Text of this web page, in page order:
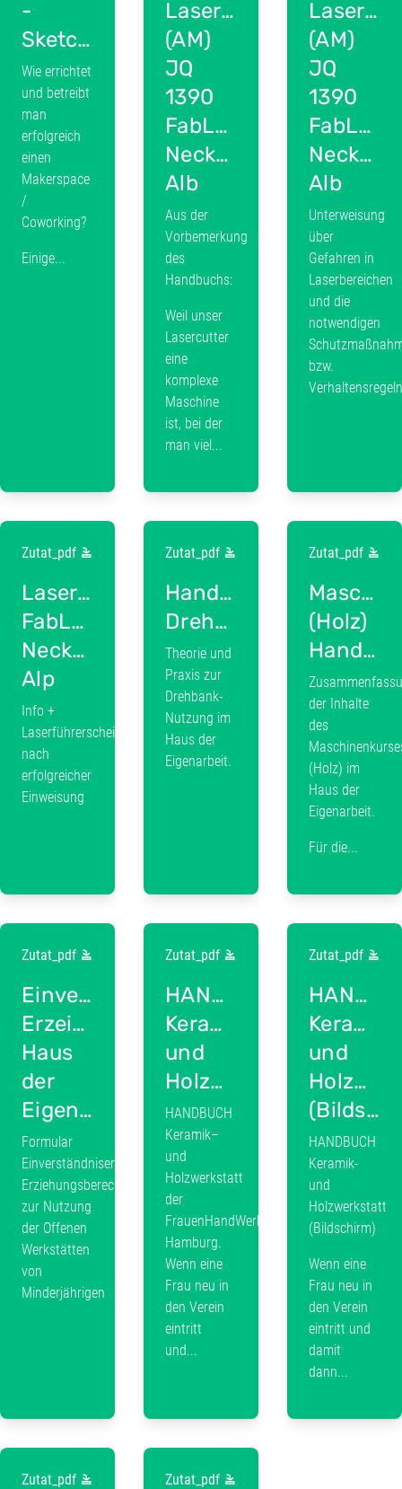
-
Sketchnotes.jpg
Wie errichtet
und betreibt
man
erfolgreich
einen
Makerspace
/
Coworking?
Einige...
Lasercutter
(AM)
JQ
1390
FabLab
Neckar-
Alb
Aus der
Vorbemerkung
des
Handbuchs:
Weil unser
Lasercutter
eine
komplexe
Maschine
ist, bei der
man viel...
(AM)
JQ
1390
FabLab
Neckar-
Alb
Unterweisung
über
Gefahren in
Laserbereichen
und die
notwendigen
bzw.
Verhaltensregeln
Zutat_pdf
Laserführerschein
FabLab
Neckar-
Alp
Info +
Laserführerschein
nach
erfolgreicher
Einweisung
Zutat_pdf
Handbuch
Drehkurs
Theorie und
Praxis zur
Drehbank-
Nutzung im
Haus der
Eigenarbeit.
Zutat_pdf
(Holz)
Handbuch
der Inhalte
des
(Holz) im
Haus der
Eigenarbeit.
Für die...
Zutat_pdf
Einverstaendniserklaerung
Erzeihungsberechtigte
Haus
der
Eigenarbeit
Formular
Einverständniserklärung
Erziehungsberechtigte
zur Nutzung
der Offenen
Werkstätten
von
Minderjährigen
Zutat_pdf
HANDBUCH
Keramik–
und
Holzwerkstatt
HANDBUCH
Keramik–
und
Holzwerkstatt
der
FrauenHandWerkstatt
Hamburg.
Wenn eine
Frau neu in
den Verein
eintritt
und...
Zutat_pdf
Keramik-
und
(Bildschirm)
HANDBUCH
Keramik-
und
Holzwerkstatt
(Bildschirm)
Wenn eine
Frau neu in
den Verein
eintritt und
damit
dann...
Zutat_pdf Zutat_pdf